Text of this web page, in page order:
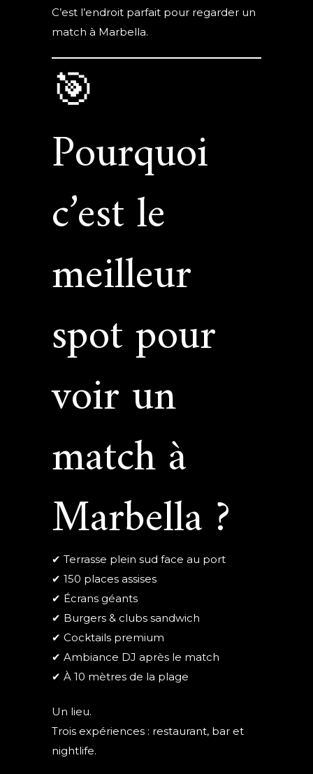
C’est l’endroit parfait pour regarder un
match à Marbella.
🎯
Pourquoi
c’est le
meilleur
spot pour
voir un
match à
Marbella ?
✔ Terrasse plein sud face au port
✔ 150 places assises
✔ Écrans géants
✔ Burgers & clubs sandwich
✔ Cocktails premium
✔ Ambiance DJ après le match
✔ À 10 mètres de la plage
Un lieu.
Trois expériences : restaurant, bar et
nightlife.